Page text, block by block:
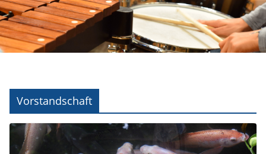
Vorstandschaft